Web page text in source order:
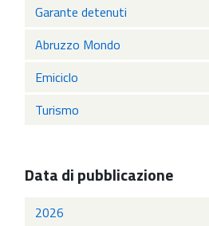
Garante detenuti
Abruzzo Mondo
Emiciclo
Turismo
Data di pubblicazione
2026